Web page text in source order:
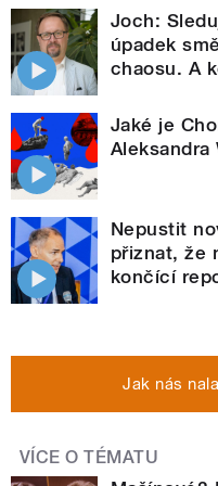
Joch:
úpadek
chaosu. A
Jaké je
Aleksandra
Nepustit
přiznat, že
končící
Jak nás
VÍCE O TÉMATU